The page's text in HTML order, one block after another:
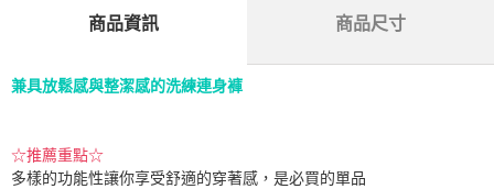
商品資訊 商品尺寸
兼具放鬆感與整潔感的洗練連身褲
☆推薦重點☆
多樣的功能性讓你享受舒適的穿著感，是必買的單品